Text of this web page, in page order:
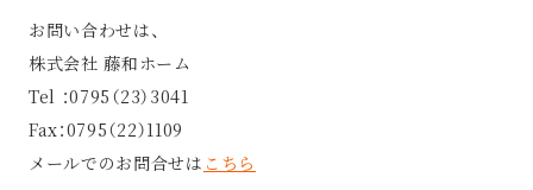
お問い合わせは、
株式会社 藤和ホーム
Tel ：0795（23）3041
Fax：0795（22）1109
メールでのお問合せは こちら